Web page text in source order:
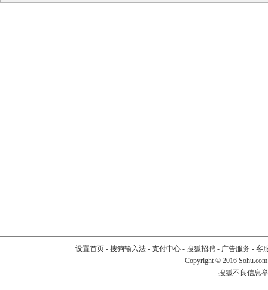
设置首页- 搜狗输入法- 支付中心- 搜狐招聘- 广告服务 - 客
Copyright © 2016
搜狐不良信息